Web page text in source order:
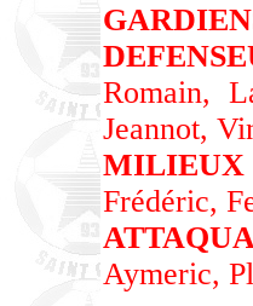
Romain,
Jeannot,
Frédéric,
Aymeric,